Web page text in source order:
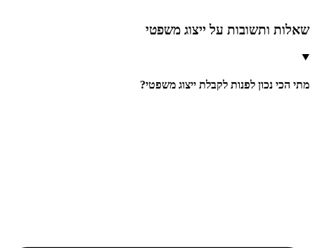
שאלות ותשובות על ייצוג משפטי
מתי הכי נכון לפנות לקבלת ייצוג משפטי?